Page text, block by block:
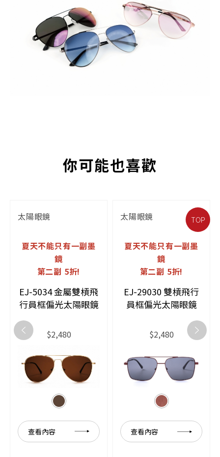
你可能也喜歡
太陽眼鏡
夏天不能只有一副墨
鏡
第二副 5折!
EJ-5034 金屬雙槓飛
行員框偏光太陽眼鏡
$2,480
查看內容
太陽眼鏡
夏天不能只有一副墨
鏡
第二副 5折!
EJ-29030 雙槓飛行
員框偏光太陽眼鏡
$2,480
查看內容
TOP